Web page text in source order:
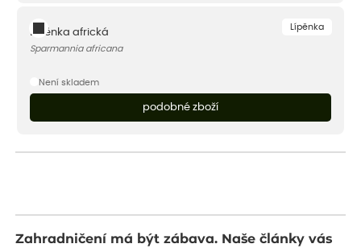
Lípěnka
Lípěnka africká
Sparmannia africana
Není skladem
podobné zboží
Zahradničení má být zábava. Naše články vás